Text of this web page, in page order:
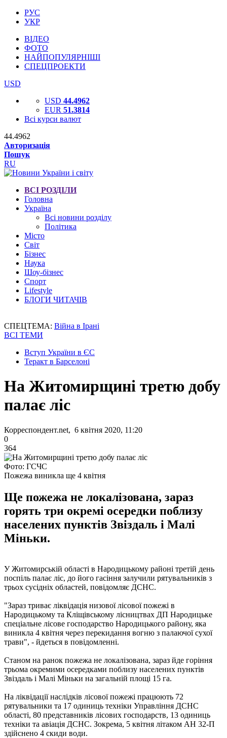
РУС
УКР
ВІДЕО
ФОТО
НАЙПОПУЛЯРНІШІ
СПЕЦПРОЕКТИ
USD
USD 44.4962
EUR 51.3814
Всі курси валют
44.4962
Авторизація
Пошук
RU
ВСІ РОЗДІЛИ
Головна
Україна
Всі новини розділу
Політика
Місто
Світ
Бізнес
Наука
Шоу-бізнес
Спорт
Lifestyle
БЛОГИ ЧИТАЧІВ
СПЕЦТЕМА: Війна в Ірані
ВСІ ТЕМИ
Вступ України в ЄС
Теракт в Барселоні
На Житомирщині третю добу
палає ліс
Корреспондент.net, 6 квітня 2020, 11:20
0
364
Фото: ГСЧС
Пожежа виникла ще 4 квітня
Ще пожежа не локалізована, зараз
горять три окремі осередки поблизу
населених пунктів Звіздаль і Малі
Міньки.
У Житомирській області в Народицькому районі третій день
поспіль палає ліс, до його гасіння залучили рятувальників з
трьох сусідніх областей, повідомляє ДСНС.
"Зараз триває ліквідація низової лісової пожежі в
Народицькому та Кліщівському лісництвах ДП Народицьке
спеціальне лісове господарство Народицького району, яка
виникла 4 квітня через перекидання вогню з палаючої сухої
трави", - йдеться в повідомленні.
Станом на ранок пожежа не локалізована, зараз йде горіння
трьома окремими осередками поблизу населених пунктів
Звіздаль і Малі Міньки на загальній площі 15 га.
На ліквідації наслідків лісової пожежі працюють 72
рятувальники та 17 одиниць техніки Управління ДСНС
області, 80 представників лісових господарств, 13 одиниць
техніки та авіація ДСНС. Зокрема, 5 квітня літаком АН 32-П
здійснено 4 скиди води.